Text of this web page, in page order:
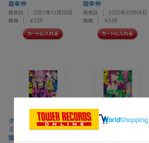
龍幸伸
発売日
2021年12月03日
価格
￥528
龍幸伸
発売日
2022年03月04日
価格
￥528
ダンダダン 7 ジャンプコ
ミックス
龍幸伸
ダンダダン 8 ジャンプコ
ミックス